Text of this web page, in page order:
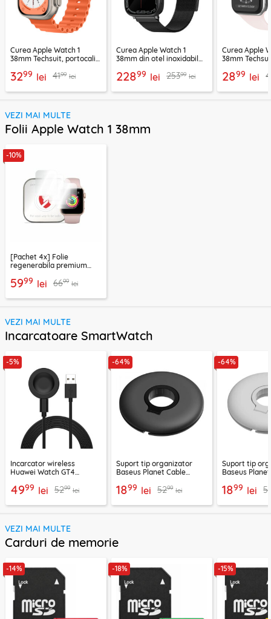
Curea Apple Watch 1
38mm Techsuit, portocaliu,
3299 lei 4199 lei
Curea Apple Watch 1
38mm din otel inoxidabil
22899 lei 25399 lei
Curea Apple
38mm
2899 lei
VEZI MAI MULTE
Folii Apple Watch 1 38mm
-10%
[Pachet 4x] Folie
regenerabila premium
Smart Protection Classic,
5999 lei 6699 lei
VEZI MAI MULTE
Incarcatoare SmartWatch
-5%
Incarcator wireless
Huawei Watch GT4
cablu Techsuit THC2
4999 lei 5299 lei
-64%
Suport tip organizator
Baseus Planet Cable
1899 lei 5299 lei
-64%
Suport tip
Baseus
1899 lei
VEZI MAI MULTE
Carduri de memorie
-14% -18% -15%